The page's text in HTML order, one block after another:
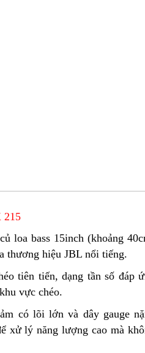
215
loa bass 15inch (khoảng
thương hiệu JBL nổi tiếng.
tiên tiến, dạng tần số đáp
vực chéo.
có lõi lớn và dây gauge
xử lý năng lượng cao mà